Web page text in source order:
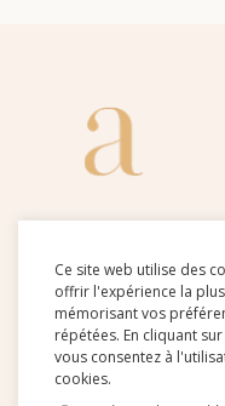
Ce site web utilise des
offrir l'expérience la
mémorisant vos
répétées. En cliquant
vous consentez à
cookies.